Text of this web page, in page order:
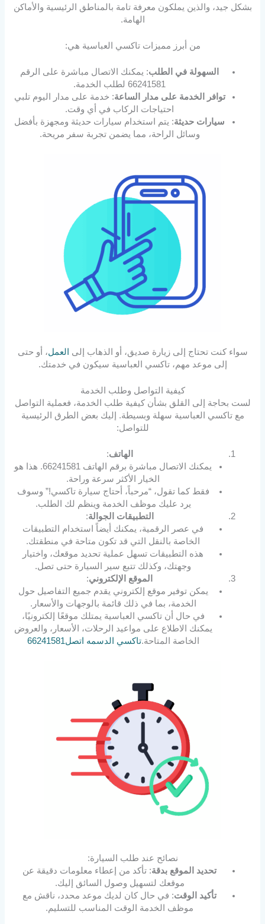
بشكل جيد، والذين يملكون معرفة تامة بالمناطق الرئيسية والأماكن
الهامة.
من أبرز مميزات تاكسي العباسية هي:
السهولة في الطلب: يمكنك الاتصال مباشرة على الرقم
66241581 لطلب الخدمة.
توافر الخدمة على مدار الساعة: خدمة على مدار اليوم تلبي
احتياجات الركاب في أي وقت.
سيارات حديثة: يتم استخدام سيارات حديثة ومجهزة بأفضل
وسائل الراحة، مما يضمن تجربة سفر مريحة.
سواء كنت تحتاج إلى زيارة صديق، أو الذهاب إلى العمل، أو حتى
إلى موعد مهم، تاكسي العباسية سيكون في خدمتك.
كيفية التواصل وطلب الخدمة
لست بحاجة إلى القلق بشأن كيفية طلب الخدمة، فعملية التواصل
مع تاكسي العباسية سهلة وبسيطة. إليك بعض الطرق الرئيسية
للتواصل:
الهاتف:
يمكنك الاتصال مباشرة برقم الهاتف 66241581. هذا هو
الخيار الأكثر سرعة وراحة.
فقط كما تقول، “مرحباً، أحتاج سيارة تاكسي!” وسوف
يرد عليك موظف الخدمة وينظم لك الطلب.
التطبيقات الجوالة:
في عصر الرقمية، يمكنك أيضاً استخدام التطبيقات
الخاصة بالنقل التي قد تكون متاحة في منطقتك.
هذه التطبيقات تسهل عملية تحديد موقعك، واختيار
وجهتك، وكذلك تتبع سير السيارة حتى تصل.
الموقع الإلكتروني:
يمكن توفير موقع إلكتروني يقدم جميع التفاصيل حول
الخدمة، بما في ذلك قائمة بالوجهات والأسعار.
في حال أن تاكسي العباسية يمتلك موقعًا إلكترونيًا،
يمكنك الاطلاع على مواعيد الرحلات، الأسعار، والعروض
الخاصة المتاحة.تاكسي الدسمه اتصل66241581
نصائح عند طلب السيارة:
تحديد الموقع بدقة: تأكد من إعطاء معلومات دقيقة عن
موقعك لتسهيل وصول السائق إليك.
تأكيد الوقت: في حال كان لديك موعد محدد، ناقش مع
موظف الخدمة الوقت المناسب للتسليم.